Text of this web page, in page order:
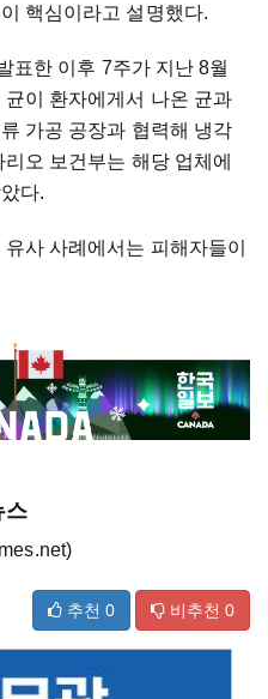
핵심이라고 설명했다.
표한 이후 7주가 지난 8월
이 환자에게서 나온 균과
가공 공장과 협력해 냉각
오 보건부는 해당 업체에
다.
사 사례에서는 피해자들이
스
추천 0 비추천 0